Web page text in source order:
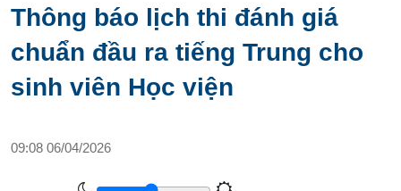
Thông báo lịch thi đánh giá
chuẩn đầu ra tiếng Trung cho
sinh viên Học viện
09:08 06/04/2026